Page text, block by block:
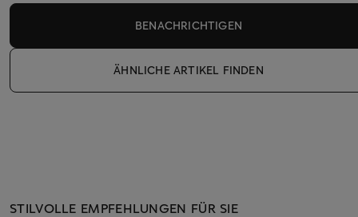
BENACHRICHTIGEN
ÄHNLICHE ARTIKEL FINDEN
STILVOLLE EMPFEHLUNGEN FÜR SIE